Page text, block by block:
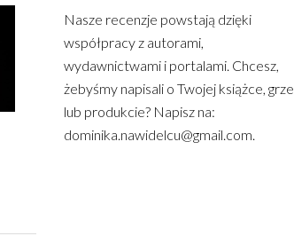
Nasze recenzje powstają dzięki
współpracy z autorami,
wydawnictwami i portalami. Chcesz,
żebyśmy napisali o Twojej książce, grze
lub produkcie? Napisz na:
dominika.nawidelcu@gmail.com.